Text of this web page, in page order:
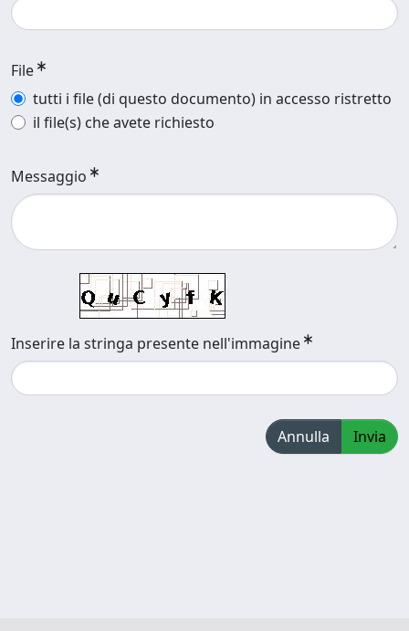
File
tutti i file (di questo documento) in accesso ristretto
il file(s) che avete richiesto
Messaggio
Inserire la stringa presente nell'immagine
Annulla Invia